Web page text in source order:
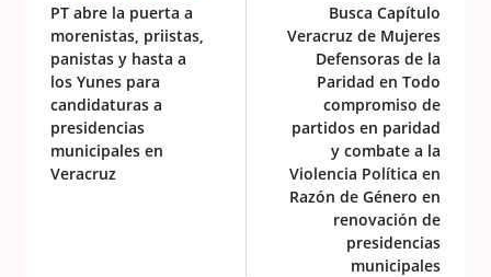
PT abre la puerta a
morenistas, priistas,
panistas y hasta a
los Yunes para
candidaturas a
presidencias
municipales en
Veracruz
Busca Capítulo
Veracruz de Mujeres
Defensoras de la
Paridad en Todo
compromiso de
partidos en paridad
y combate a la
Violencia Política en
Razón de Género en
renovación de
presidencias
municipales